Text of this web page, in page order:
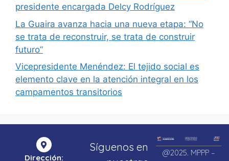
presidente encargada Delcy Rodríguez
La Guaira avanza hacia una nueva etapa: “No
se trata de reconstruir, se trata de construir
futuro”
Vicepresidente Menéndez: El tejido social es
elemento clave en la atención integral en los
campamentos transitorios
Dirección:
Síguenos en
@2025. MPPP –